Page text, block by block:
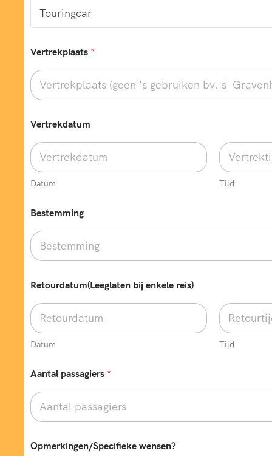
Vertrekplaats *
Vertrekdatum
Datum Tijd
Bestemming
Retourdatum(Leeglaten bij enkele reis)
Datum Tijd
a
t
a
e
Aantal passagiers *
Opmerkingen/Specifieke wensen?